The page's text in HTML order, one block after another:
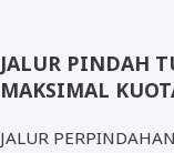
JALUR PINDAH
MAKSIMAL
JALUR